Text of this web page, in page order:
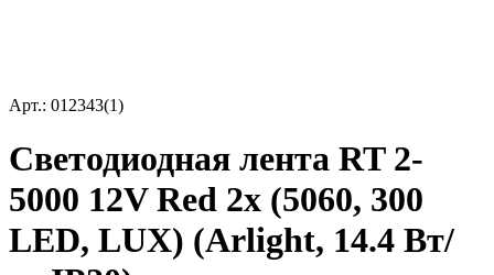
Арт.: 012343(1)
Светодиодная лента RT 2-
5000 12V Red 2x (5060, 300
LED, LUX) (Arlight, 14.4 Вт/